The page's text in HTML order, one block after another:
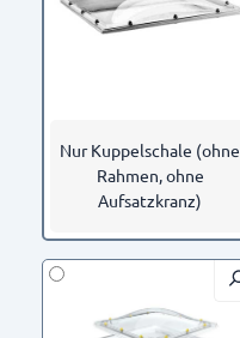
Nur Kuppelschale (ohne
Rahmen, ohne
Aufsatzkranz)